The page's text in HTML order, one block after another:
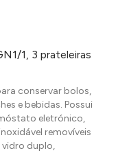
1, 3 prateleiras
conservar bolos,
e bebidas. Possui
eletrónico,
removíveis
vidro duplo,